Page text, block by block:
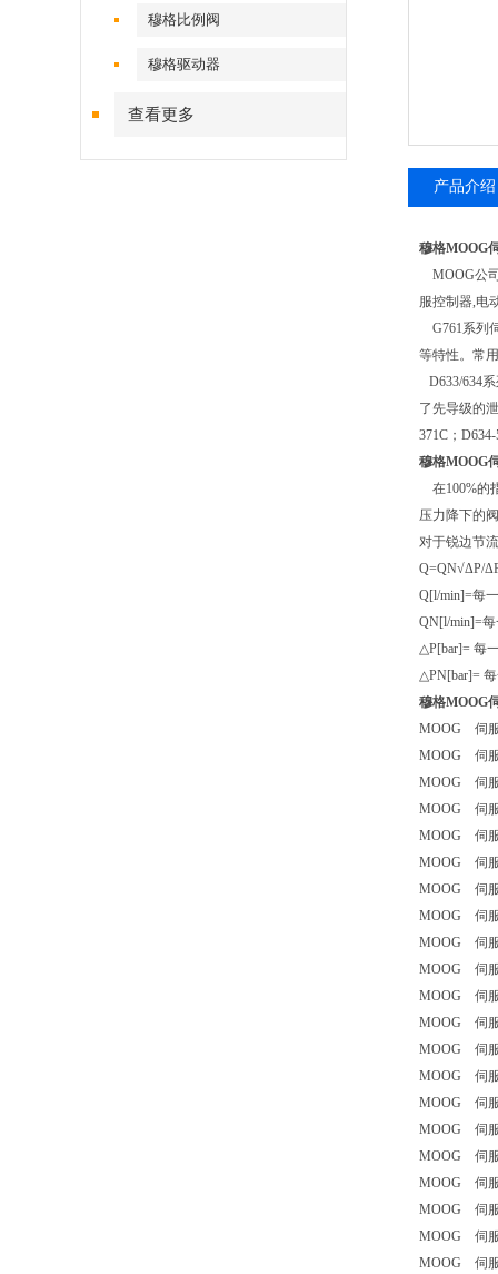
穆格比例阀
穆格驱动器
查看更多
产品介绍
穆格MOOG
MOOG公
服控制器,电
G761系列
等特性。常用
D633/634
了先导级的
371C；D634-
穆格MOOG
在100%的
压力降下的
对于锐边节
Q=QN√ΔP/
Q[l/min]=每
QN[l/min]=
△P[bar]= 每
△PN[bar]=
穆格MOOG
MOOG 伺
MOOG 伺
MOOG 伺
MOOG 伺
MOOG 伺
MOOG 伺
MOOG 伺
MOOG 伺
MOOG 伺
MOOG 伺
MOOG 伺服
MOOG 伺
MOOG 伺
MOOG 伺
MOOG 伺
MOOG 伺
MOOG 伺
MOOG 伺
MOOG 伺服
MOOG 伺
MOOG 伺